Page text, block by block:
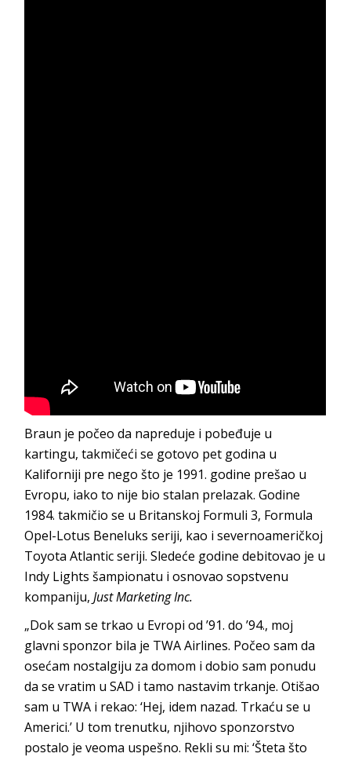
Braun je počeo da napreduje i pobeđuje u
kartingu, takmičeći se gotovo pet godina u
Kaliforniji pre nego što je 1991. godine prešao u
Evropu, iako to nije bio stalan prelazak. Godine
1984. takmičio se u Britanskoj Formuli 3, Formula
Opel-Lotus Beneluks seriji, kao i severnoameričkoj
Toyota Atlantic seriji. Sledeće godine debitovao je u
Indy Lights šampionatu i osnovao sopstvenu
kompaniju,Just Marketing Inc.
„Dok sam se trkao u Evropi od ’91. do ’94., moj
glavni sponzor bila je TWA Airlines. Počeo sam da
osećam nostalgiju za domom i dobio sam ponudu
da se vratim u SAD i tamo nastavim trkanje. Otišao
sam u TWA i rekao: ‘Hej, idem nazad. Trkaću se u
Americi.’ U tom trenutku, njihovo sponzorstvo
postalo je veoma uspešno. Rekli su mi: ‘Šteta što